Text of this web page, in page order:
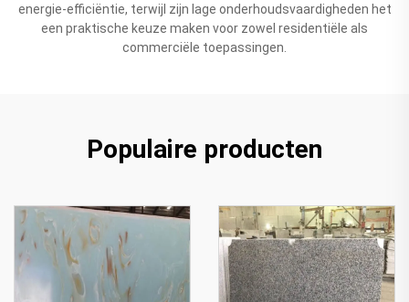
energie-efficiëntie, terwijl zijn lage onderhoudsvaardigheden het
een praktische keuze maken voor zowel residentiële als
commerciële toepassingen.
Populaire producten